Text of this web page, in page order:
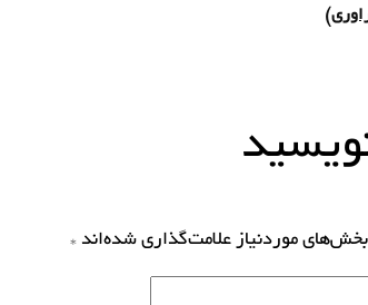
بخش‌های موردنیاز علامت‌گذاری شده‌اند *